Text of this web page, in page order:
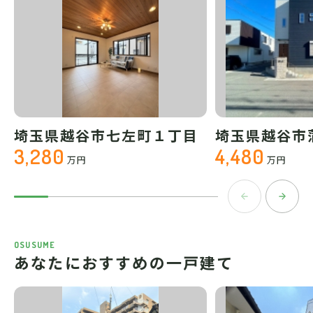
埼玉県越谷市七左町１丁目
3,280 万円
埼玉県越谷市
4,480 万円
OSUSUME
あなたにおすすめの一戸建て